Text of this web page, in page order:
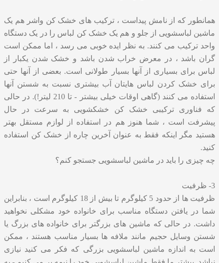
همانطور که از نامش پیداست ، ترکیب های خشک کن واشر هم یک
ماشین لباسشویی از جلو و هم یک خشک کن لباس را در یک دستگاه
واحد ترکیب می کنند. به نظر ایده خوبی می رسد ، اما ممکن است
گران باشد ، در معرض خراب شدن باشد و خشک شدن یکبار از
لباس برای بسیاری از آنها بسیار طولانی است. بعضی از آنها حتی
برای خشک کردن لباس هایتان آب بیشتری نسبت به شستن آنها
استفاده می کنند (گاهی اوقات خیلی بیشتر - تا 210 لیتر!). در حالی
که فناوری ترکیبی خشک کن خشکشویی به سرعت در حال
پیشرفت است ، شما هنوز هم در استفاده از لوازم مستقل بهتر
هستید مگر اینکه فقط به عنوان آخرین چاره از خشک کن استفاده
کنید.
چه چیزی را باید در ماشین لباسشویی جستجو کنم؟
3- ظرفیت
ظرفیت ها از حدود 5 کیلوگرم تا بیش از 18 کیلوگرم است ، بنابراین
شما در یافتن دستگاه مناسب برای خانواده خود مشکلی نخواهید
داشت. در حالی که ماشین های بزرگتر برای خانواده های بزرگ یا
شستن وسایل حجیم مانند ملافه ها بسیار مناسب هستند ، ممکن
است به اندازه ماشین لباسشویی بزرگی که فکر می کنید نیازی